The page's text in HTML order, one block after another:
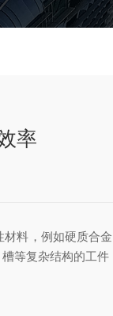
率
，例如硬质合
等复杂结构的工件